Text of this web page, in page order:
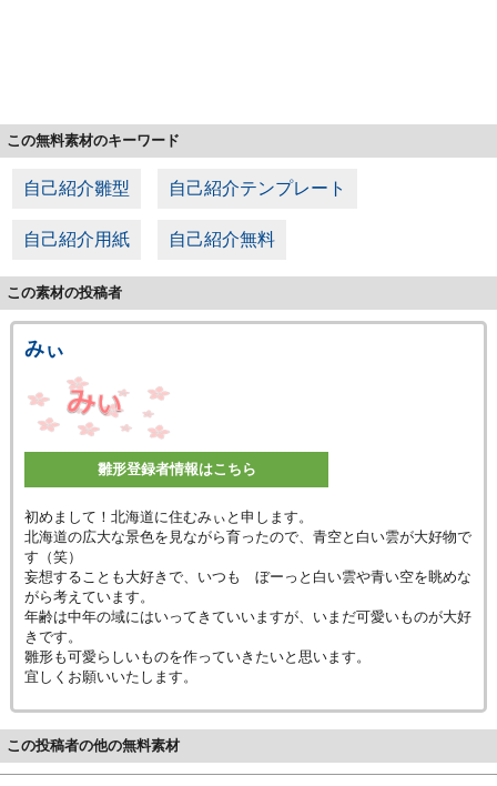
この無料素材のキーワード
自己紹介雛型 自己紹介テンプレート
自己紹介用紙 自己紹介無料
この素材の投稿者
みぃ
雛形登録者情報はこちら
初めまして！北海道に住むみぃと申します。
北海道の広大な景色を見ながら育ったので、青空と白い雲が大好物で
す（笑）
妄想することも大好きで、いつも ぼーっと白い雲や青い空を眺めな
がら考えています。
年齢は中年の域にはいってきていいますが、いまだ可愛いものが大好
きです。
雛形も可愛らしいものを作っていきたいと思います。
宜しくお願いいたします。
この投稿者の他の無料素材